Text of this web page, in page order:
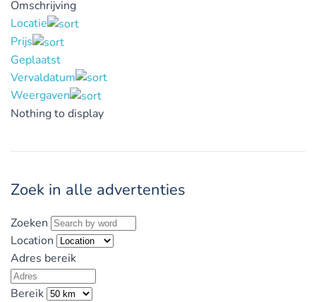
Omschrijving
Locatie
Prijs
Geplaatst
Vervaldatum
Weergaven
Nothing to display
Zoek in alle advertenties
Zoeken
Location
Adres bereik
Bereik